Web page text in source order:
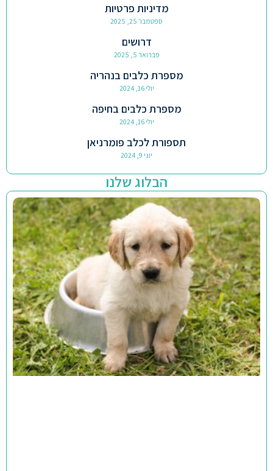
מדיניות פרטיות
ספטמבר 25, 2025
דרושים
פברואר 5, 2025
מספרת כלבים בנהריה
יולי 16, 2024
מספרת כלבים בחיפה
יולי 16, 2024
תספורת לכלב פומרניאן
יוני 9, 2024
הבלוג שלנו